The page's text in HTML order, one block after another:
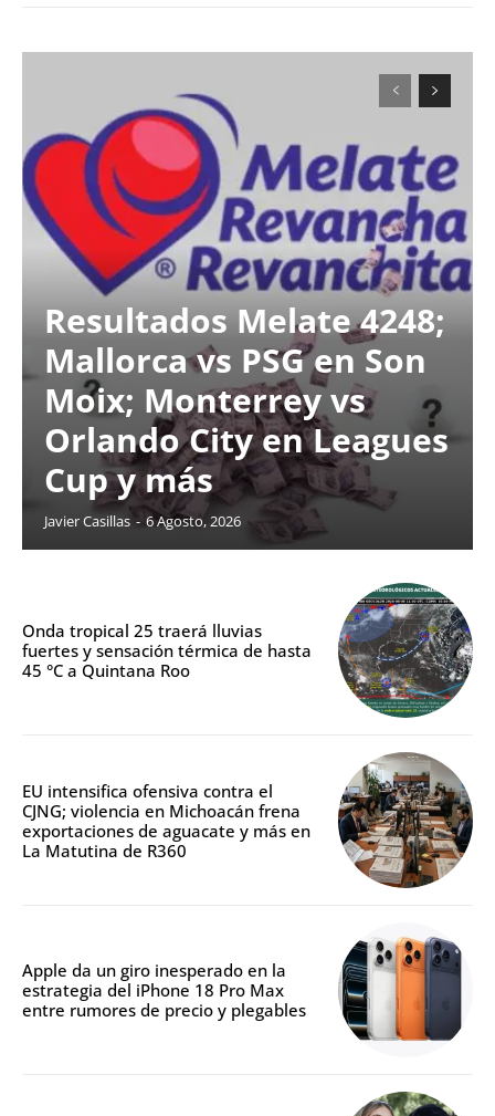
Resultados Melate 4248;
Mallorca vs PSG en Son
Moix; Monterrey vs
Orlando City en Leagues
Cup y más
Javier Casillas - 6 Agosto, 2026
Onda tropical 25 traerá lluvias
fuertes y sensación térmica de hasta
45 °C a Quintana Roo
EU intensifica ofensiva contra el
CJNG; violencia en Michoacán frena
exportaciones de aguacate y más en
La Matutina de R360
Apple da un giro inesperado en la
estrategia del iPhone 18 Pro Max
entre rumores de precio y plegables